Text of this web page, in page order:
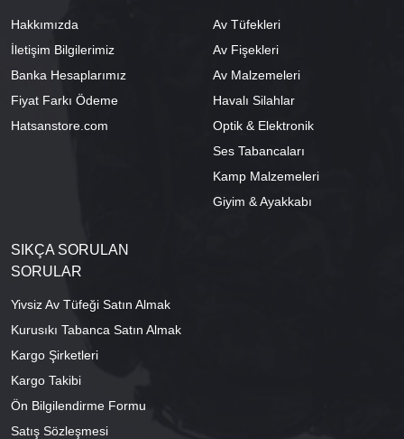
Hakkımızda
İletişim Bilgilerimiz
Banka Hesaplarımız
Fiyat Farkı Ödeme
Hatsanstore.com
Av Tüfekleri
Av Fişekleri
Av Malzemeleri
Havalı Silahlar
Optik & Elektronik
Ses Tabancaları
Kamp Malzemeleri
Giyim & Ayakkabı
SIKÇA SORULAN
SORULAR
Yivsiz Av Tüfeği Satın Almak
Kurusıkı Tabanca Satın Almak
Kargo Şirketleri
Kargo Takibi
Ön Bilgilendirme Formu
Satış Sözleşmesi